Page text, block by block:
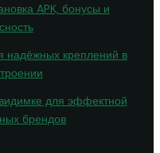
APK, бонусы и
креплений в
для эффектной
брендов